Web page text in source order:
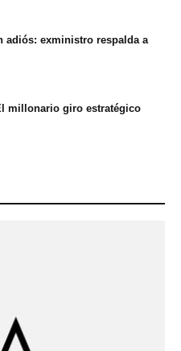
adiós: exministro respalda a
millonario giro estratégico